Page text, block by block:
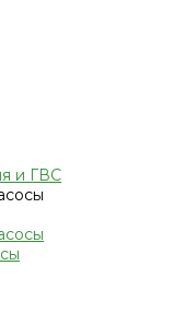
и ГВС